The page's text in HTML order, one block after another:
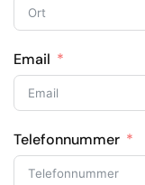
Email
Telefonnummer